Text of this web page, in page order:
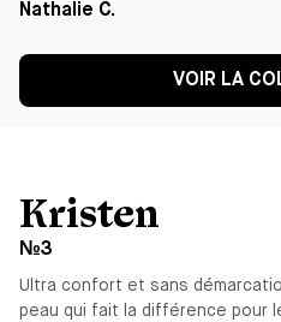
Nathalie C.
VOIR LA
Kristen
№3
Ultra confort et sans
peau qui fait la différence pour